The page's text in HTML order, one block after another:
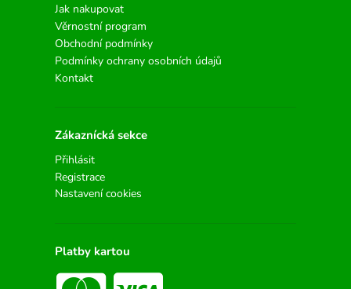
Jak nakupovat
Věrnostní program
Obchodní podmínky
Podmínky ochrany osobních údajů
Kontakt
Zákaznícká sekce
Přihlásit
Registrace
Nastavení cookies
Platby kartou